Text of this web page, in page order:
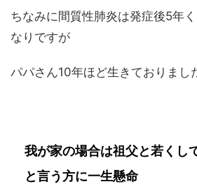
ちなみに間質性肺炎は発症後5年
なりですが
パパさん10年ほど生きておりまし
我が家の場合は祖父と若くし
と言う方に一生懸命